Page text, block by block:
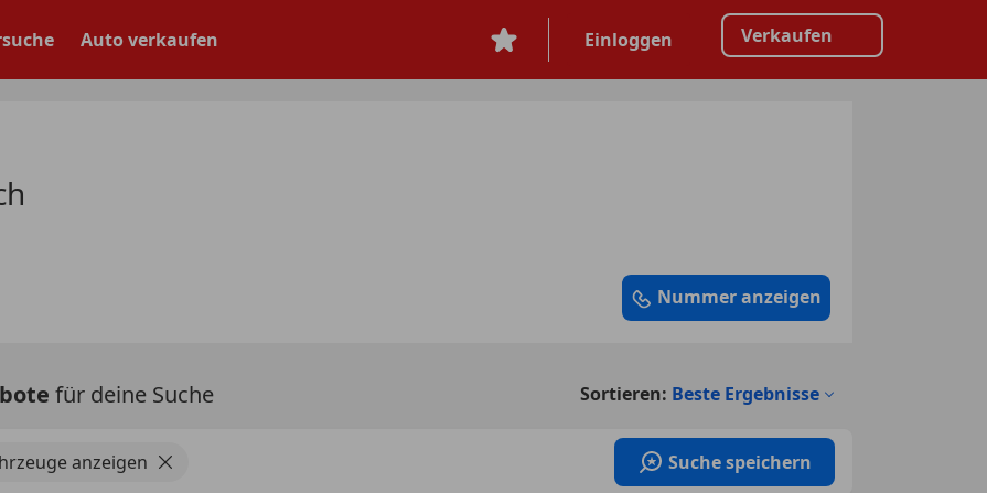
Auto verkaufen Einloggen Verkaufen
Nummer anzeigen
für deine Suche Sortieren: Beste Ergebnisse
anzeigen Suche speichern